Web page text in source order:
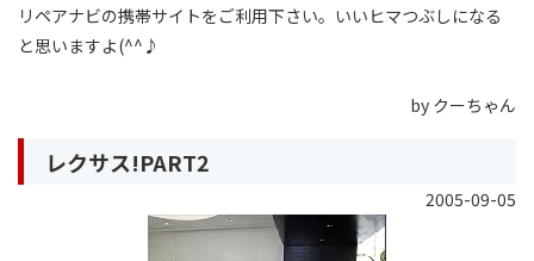
リペアナビの携帯サイトをご利用下さい。いいヒマつぶしになる
と思いますよ(^^♪
by クーちゃん
レクサス!PART2
2005-09-05